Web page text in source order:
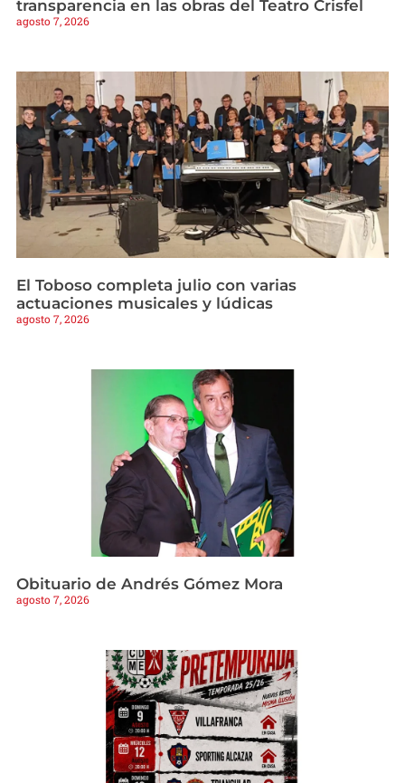
transparencia en las obras del Teatro Crisfel
agosto 7, 2026
El Toboso completa julio con varias
actuaciones musicales y lúdicas
agosto 7, 2026
Obituario de Andrés Gómez Mora
agosto 7, 2026